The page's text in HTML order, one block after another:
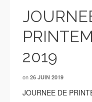
2019
on 26 JUIN 2019
JOURNEE DE